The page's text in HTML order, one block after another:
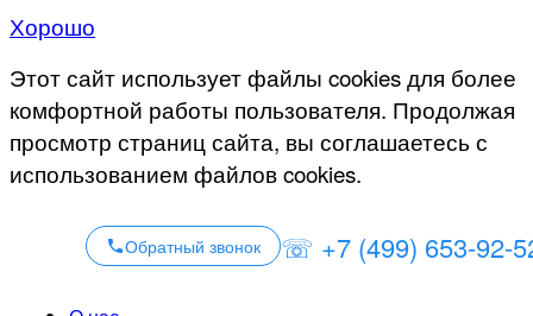
Хорошо
Этот сайт использует файлы cookies для более
комфортной работы пользователя. Продолжая
просмотр страниц сайта, вы соглашаетесь с
использованием файлов cookies.
Обратный звонок ☏ +7 (499) 653-92-